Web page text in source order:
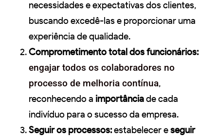
necessidades e expectativas dos clientes,
buscando excedê-las e proporcionar uma
experiência de qualidade.
Comprometimento total dos funcionários:
engajar todos os colaboradores no
processo de melhoria contínua,
reconhecendo a importânciade cada
indivíduo para o sucesso da empresa.
Seguir os processos:estabelecer eseguir